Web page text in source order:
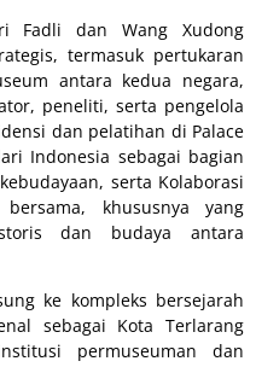
Fadli dan Wang Xudong
termasuk pertukaran
antara kedua negara,
peneliti, serta pengelola
dan pelatihan di Palace
Indonesia sebagai bagian
serta Kolaborasi
khususnya yang
dan budaya antara
ke kompleks bersejarah
sebagai Kota Terlarang
permuseuman dan